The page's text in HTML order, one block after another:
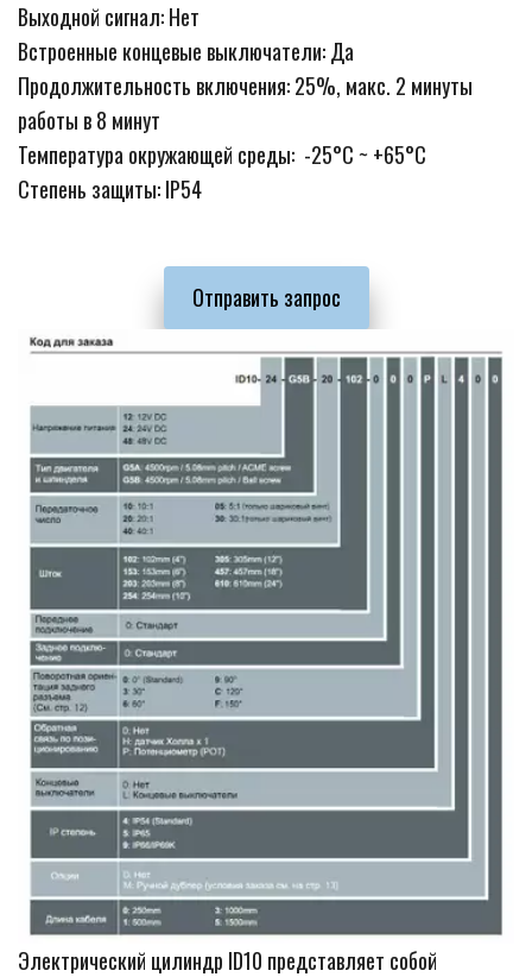
Выходной сигнал: Нет
Встроенные концевые выключатели: Да
Продолжительность включения: 25%, макс. 2 минуты
работы в 8 минут
Температура окружающей среды:  -25°C ~ +65°C
Степень защиты: IP54
Отправить запрос
Электрический цилиндр ID10 представляет собой